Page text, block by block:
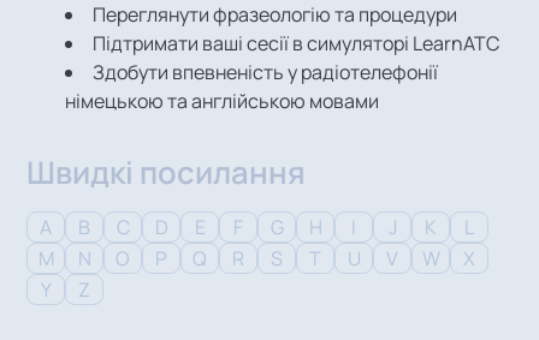
Переглянути фразеологію та процедури
Підтримати ваші сесії в симуляторі LearnATC
Здобути впевненість у радіотелефонії
німецькою та англійською мовами
Швидкі посилання
A B C D E F G H I J K
L
M
N O P Q R S T U V W
X
Y
Z